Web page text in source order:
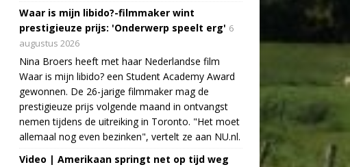
Waar is mijn libido?-filmmaker wint
prestigieuze prijs: 'Onderwerp speelt erg' 6
augustus 2026
Nina Broers heeft met haar Nederlandse film
Waar is mijn libido? een Student Academy Award
gewonnen. De 26-jarige filmmaker mag de
prestigieuze prijs volgende maand in ontvangst
nemen tijdens de uitreiking in Toronto. "Het moet
allemaal nog even bezinken", vertelt ze aan NU.nl.
Video | Amerikaan springt net op tijd weg